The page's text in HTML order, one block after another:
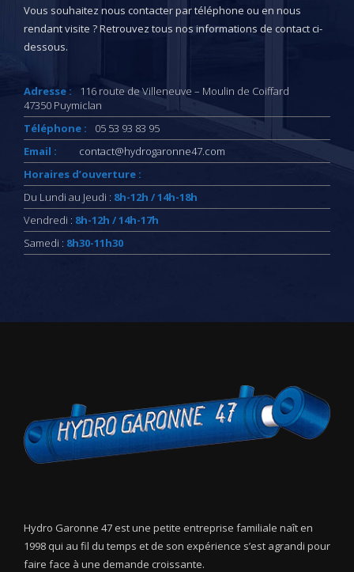
Vous souhaitez nous contacter par téléphone ou en nous
rendant visite ? Retrouvez tous nos informations de contact ci-
dessous.
Adresse :
116 route de Villeneuve – Moulin de Coiffard
47350 Puymiclan
Téléphone :
05 53 93 83 95
Email :
contact@hydrogaronne47.com
Horaires d’ouverture :
Du Lundi au Jeudi : 8h-12h / 14h-18h
Vendredi : 8h-12h / 14h-17h
Samedi : 8h30-11h30
Hydro Garonne 47 est une petite entreprise familiale naît en
1998 qui au fil du temps et de son expérience s’est agrandi pour
faire face à une demande croissante.